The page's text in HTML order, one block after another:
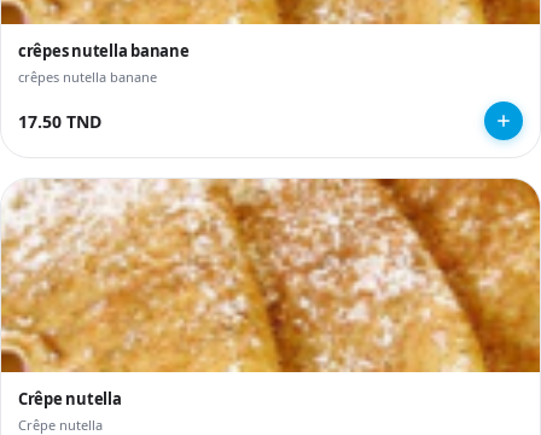
crêpes nutella banane
crêpes nutella banane
17.50 TND
Crêpe nutella
Crêpe nutella